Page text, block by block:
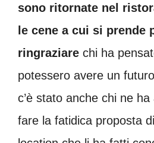
sono ritornate nel
le cene a cui si prende
ringraziare chi ha
potessero avere un
c’è stato anche chi ne
fare la fatidica proposta